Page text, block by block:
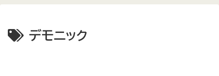
デモニック